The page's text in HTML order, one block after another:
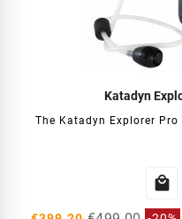
Katadyn
The Katadyn Explorer
